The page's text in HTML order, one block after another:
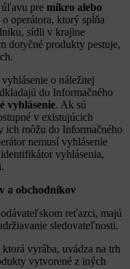
pre mikro alebo
o operátora, ktorý spĺňa
sídli v krajine
dotyčné produkty pestuje,
o náležitej
do Informačného
vyhlásenie. Ak sú
v existujúcich
ich môžu do Informačného
nemusí vyhlásenie
vyhlásenia,
a obchodníkov
reťazci, majú
sledovateľnosti.
ktorá vyrába, uvádza na trh
vytvorené z iných